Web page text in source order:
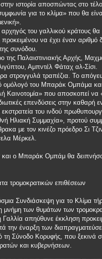
ιστορία αποσπώντας στο
για το κλίμα» που θα
του γαλλικού κράτους θα
να έχει έναν αριθμό
συνόδου.
της Παλαιστινιακής Αρχής,
Αμπντέλ Φάταχ αλ-Σίσι.
στρογγυλά τραπέζια. Το
ομόλογό του Μπαράκ Ομπάμα
Καινοτομία» που αποσκοπεί να
επενδύσεις στην καθαρή
εκστρατεία του ινδού
Ηλιακή Συμμαχία», προτού
με τον κινέζο πρόεδρο Σι
Μέρκελ.
ο Μπαράκ Ομπάμ θα
τρομοκρατικών επιθέσεων
Συνδιάσκεψη για το Κλίμα
μνήμη των θυμάτων των
Γαλλία απηύθυνε έκκληση
την έναρξη των
τη Σύνοδο Κορυφής, που ξεκινά
και κυβερνήσεων.